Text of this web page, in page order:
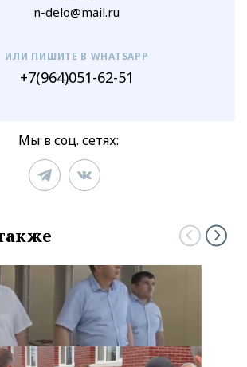
n-delo@mail.ru
ИЛИ ПИШИТЕ В WHATSAPP
+7(964)051-62-51
Мы в соц. сетях: